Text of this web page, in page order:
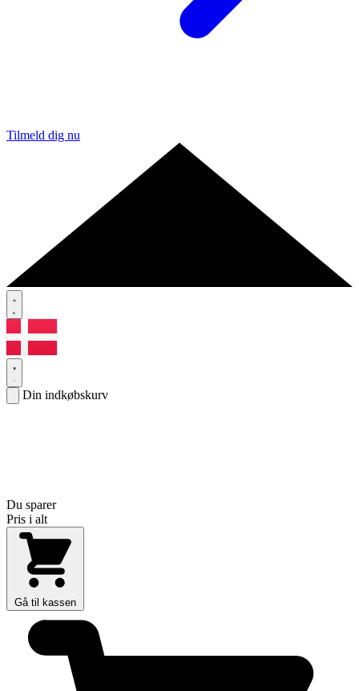
Tilmeld dig nu
Din indkøbskurv
Du sparer
Pris i alt
Gå til kassen